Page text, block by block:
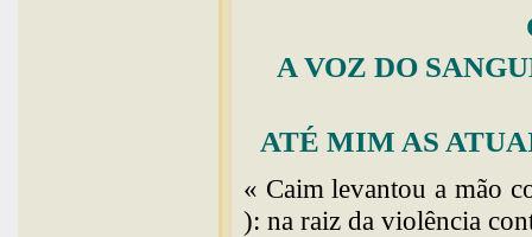
A VOZ DO
ATÉ MIM AS
« Caim levantou a mão
): na raiz da violência